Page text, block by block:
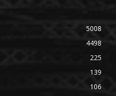
5008
4498
225
139
106